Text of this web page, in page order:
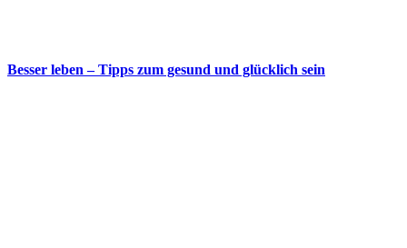
Besser leben – Tipps zum gesund und glücklich sein